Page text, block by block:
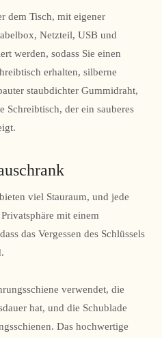
dem Tisch, mit eigener
Netzteil, USB und
werden, sodass Sie einen
erhalten, silberne
staubdichter Gummidraht,
Schreibtisch, der ein sauberes
viel Stauraum, und jede
mit einem
das Vergessen des Schlüssels
verwendet, die
hat, und die Schublade
Das hochwertige